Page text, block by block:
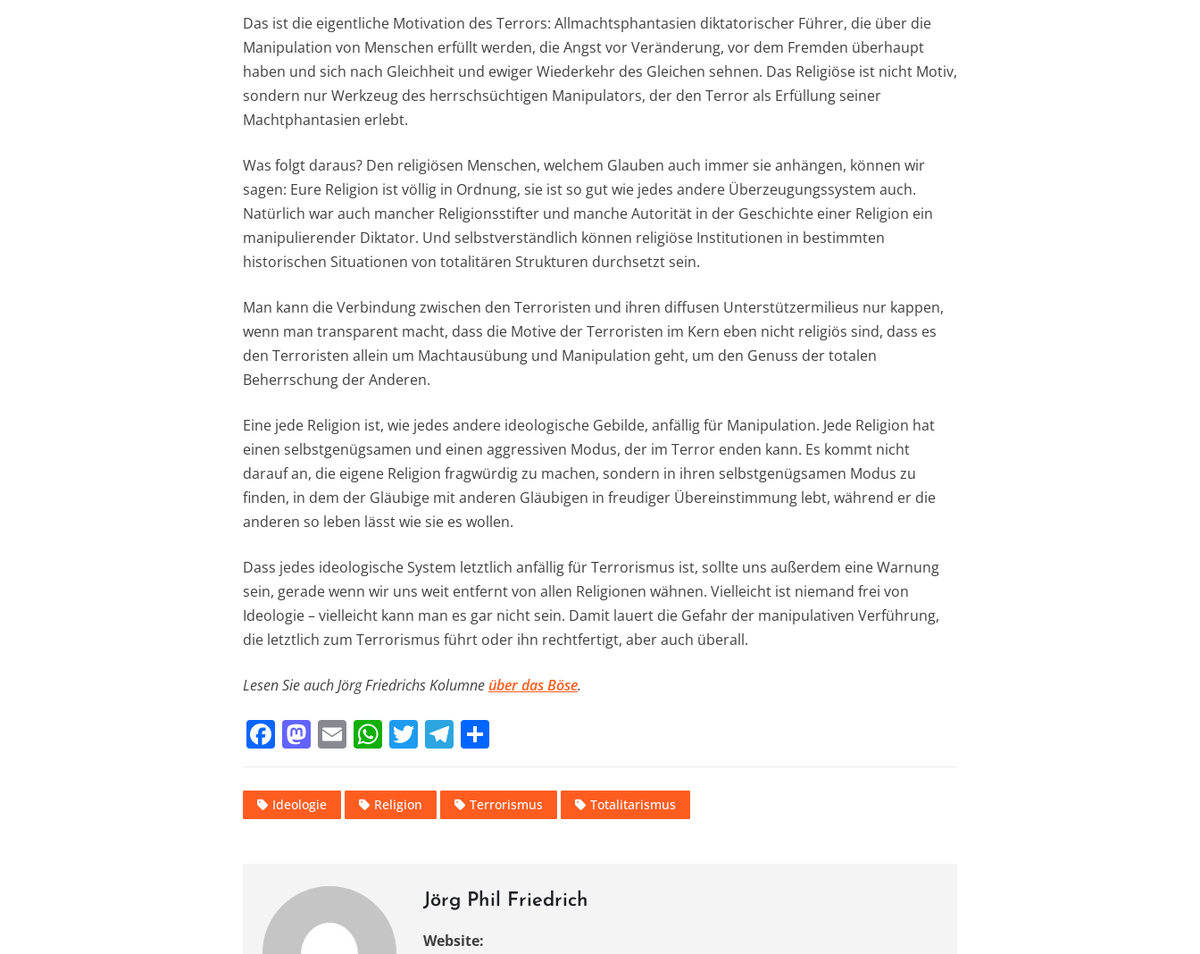
Das ist die eigentliche Motivation des Terrors: Allmachtsphantasien diktatorischer Führer, die über die
Manipulation von Menschen erfüllt werden, die Angst vor Veränderung, vor dem Fremden überhaupt
haben und sich nach Gleichheit und ewiger Wiederkehr des Gleichen sehnen. Das Religiöse ist nicht Motiv,
sondern nur Werkzeug des herrschsüchtigen Manipulators, der den Terror als Erfüllung seiner
Machtphantasien erlebt.
Was folgt daraus? Den religiösen Menschen, welchem Glauben auch immer sie anhängen, können wir
sagen: Eure Religion ist völlig in Ordnung, sie ist so gut wie jedes andere Überzeugungssystem auch.
Natürlich war auch mancher Religionsstifter und manche Autorität in der Geschichte einer Religion ein
manipulierender Diktator. Und selbstverständlich können religiöse Institutionen in bestimmten
historischen Situationen von totalitären Strukturen durchsetzt sein.
Man kann die Verbindung zwischen den Terroristen und ihren diffusen Unterstützermilieus nur kappen,
wenn man transparent macht, dass die Motive der Terroristen im Kern eben nicht religiös sind, dass es
den Terroristen allein um Machtausübung und Manipulation geht, um den Genuss der totalen
Beherrschung der Anderen.
Eine jede Religion ist, wie jedes andere ideologische Gebilde, anfällig für Manipulation. Jede Religion hat
einen selbstgenügsamen und einen aggressiven Modus, der im Terror enden kann. Es kommt nicht
darauf an, die eigene Religion fragwürdig zu machen, sondern in ihren selbstgenügsamen Modus zu
finden, in dem der Gläubige mit anderen Gläubigen in freudiger Übereinstimmung lebt, während er die
anderen so leben lässt wie sie es wollen.
Dass jedes ideologische System letztlich anfällig für Terrorismus ist, sollte uns außerdem eine Warnung
sein, gerade wenn wir uns weit entfernt von allen Religionen wähnen. Vielleicht ist niemand frei von
Ideologie – vielleicht kann man es gar nicht sein. Damit lauert die Gefahr der manipulativen Verführung,
die letztlich zum Terrorismus führt oder ihn rechtfertigt, aber auch überall.
Lesen Sie auch Jörg Friedrichs Kolumne über das Böse.
F
c
e
o
M
st
o
o
E
ai
l
W
at
s
p
T
it
te
T
e
gr
le
n
Ideologie Religion Terrorismus Totalitarismus
Jörg Phil Friedrich
Website: